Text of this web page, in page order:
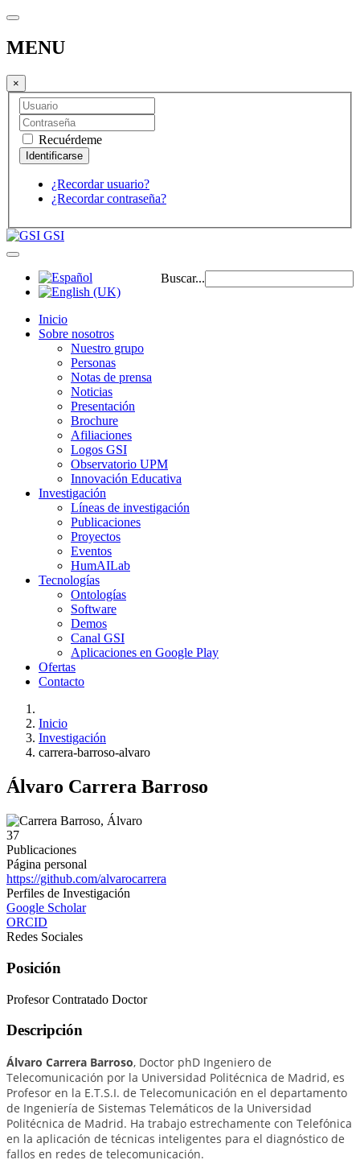
MENU
×
Recuérdeme
¿Recordar usuario?
¿Recordar contraseña?
GSI
Buscar...
Inicio
Sobre nosotros
Nuestro grupo
Personas
Notas de prensa
Noticias
Presentación
Brochure
Afiliaciones
Logos GSI
Observatorio UPM
Innovación Educativa
Investigación
Líneas de investigación
Publicaciones
Proyectos
Eventos
HumAILab
Tecnologías
Ontologías
Software
Demos
Canal GSI
Aplicaciones en Google Play
Ofertas
Contacto
Inicio
Investigación
carrera-barroso-alvaro
Álvaro Carrera Barroso
37
Publicaciones
Página personal
https://github.com/alvarocarrera
Perfiles de Investigación
Google Scholar
ORCID
Redes Sociales
Posición
Profesor Contratado Doctor
Descripción
Álvaro Carrera Barroso, Doctor phD Ingeniero de
Telecomunicación por la Universidad Politécnica de Madrid, es
Profesor en la E.T.S.I. de Telecomunicación en el departamento
de Ingeniería de Sistemas Telemáticos de la Universidad
Politécnica de Madrid. Ha trabajo estrechamente con Telefónica
en la aplicación de técnicas inteligentes para el diagnóstico de
fallos en redes de telecomunicación.